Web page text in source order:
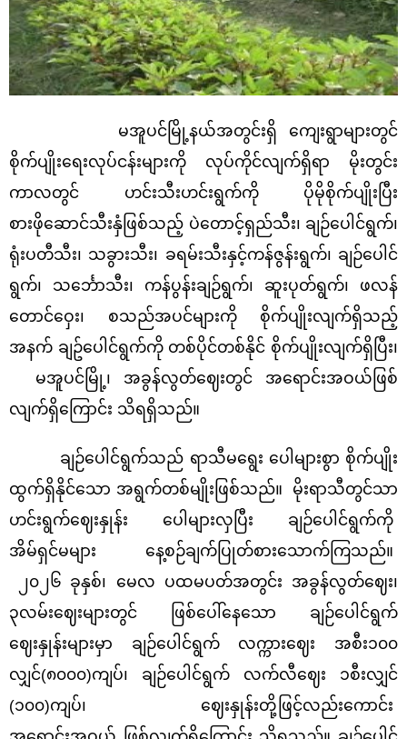
မအူပင်မြို့နယ်အတွင်းရှိ ကျေးရွာများတွင်
စိုက်ပျိုးရေးလုပ်ငန်းများကို လုပ်ကိုင်လျက်ရှိရာ မိုးတွင်း
ကာလတွင် ဟင်းသီးဟင်းရွက်ကို ပိုမိုစိုက်ပျိုးပြီး
စားဖိုဆောင်သီးနှံဖြစ်သည့် ပဲတောင့်ရှည်သီး၊ ချဉ်ပေါင်ရွက်၊
ရုံးပတီသီး၊ သခွားသီး၊ ခရမ်းသီးနှင့်ကန်ဇွန်းရွက်၊ ချဉ်ပေါင်
ရွက်၊ သင်္ဘောသီး၊ ကန်ပွန်းချဉ်ရွက်၊ ဆူးပုတ်ရွက်၊ ဖလန်
တောင်ဝှေး၊ စသည်အပင်များကို စိုက်ပျိုးလျက်ရှိသည့်
အနက် ချဥ်ပေါင်ရွက်ကို တစ်ပိုင်တစ်နိုင် စိုက်ပျိုးလျက်ရှိပြီး၊
မအူပင်မြို့၊ အခွန်လွတ်ဈေးတွင် အရောင်းအဝယ်ဖြစ်
လျက်ရှိကြောင်း သိရရှိသည်။
ချဉ်ပေါင်ရွက်သည် ရာသီမရွေး ပေါများစွာ စိုက်ပျိုး
ထွက်ရှိနိုင်သော အရွက်တစ်မျိုးဖြစ်သည်။ မိုးရာသီတွင်သာ
ဟင်းရွက်ဈေးနှုန်း ပေါများလှပြီး ချဉ်ပေါင်ရွက်ကို
အိမ်ရှင်မများ နေ့စဉ်ချက်ပြုတ်စားသောက်ကြသည်။
၂၀၂၆ ခုနှစ်၊ မေလ ပထမပတ်အတွင်း အခွန်လွတ်ဈေး၊
၃လမ်းဈေးများတွင် ဖြစ်ပေါ်နေသော ချဉ်ပေါင်ရွက်
ဈေးနှုန်းများမှာ ချဉ်ပေါင်ရွက် လက္ကားဈေး အစီး၁၀၀
လျှင်(၈၀၀၀)ကျပ်၊ ချဉ်ပေါင်ရွက် လက်လီဈေး ၁စီးလျှင်
(၁၀၀)ကျပ်၊ ဈေးနှုန်းတို့ဖြင့်လည်းကောင်း